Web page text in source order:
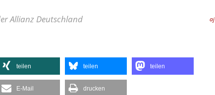
Allianz Deutschland aj
teilen teilen teilen
E-Mail drucken